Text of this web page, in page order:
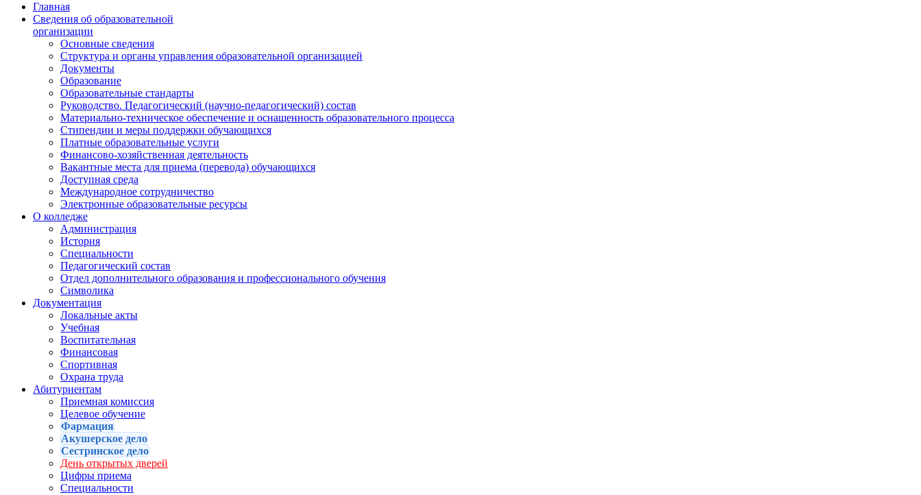
Главная
Сведения об образовательной
организации
Основные сведения
Структура и органы управления образовательной организацией
Документы
Образование
Образовательные стандарты
Руководство. Педагогический (научно-педагогический) состав
Материально-техническое обеспечение и оснащенность образовательного процесса
Стипендии и меры поддержки обучающихся
Платные образовательные услуги
Финансово-хозяйственная деятельность
Вакантные места для приема (перевода) обучающихся
Доступная среда
Международное сотрудничество
Электронные образовательные ресурсы
О колледже
Администрация
История
Специальности
Педагогический состав
Отдел дополнительного образования и профессионального обучения
Символика
Документация
Локальные акты
Учебная
Воспитательная
Финансовая
Спортивная
Охрана труда
Абитуриентам
Приемная комиссия
Целевое обучение
Фармация
Акушерское дело
Сестринское дело
День открытых дверей
Цифры приема
Специальности